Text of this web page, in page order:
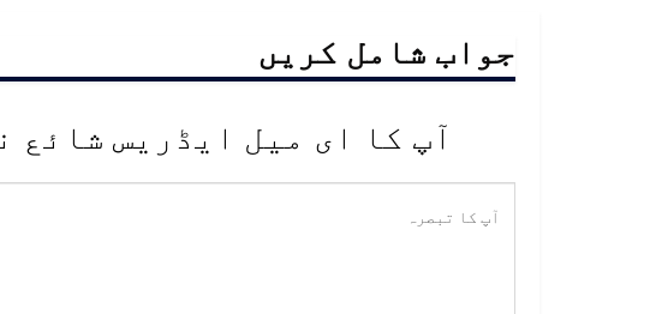
جواب شامل کریں
آپ کا ای میل ایڈریس شائع